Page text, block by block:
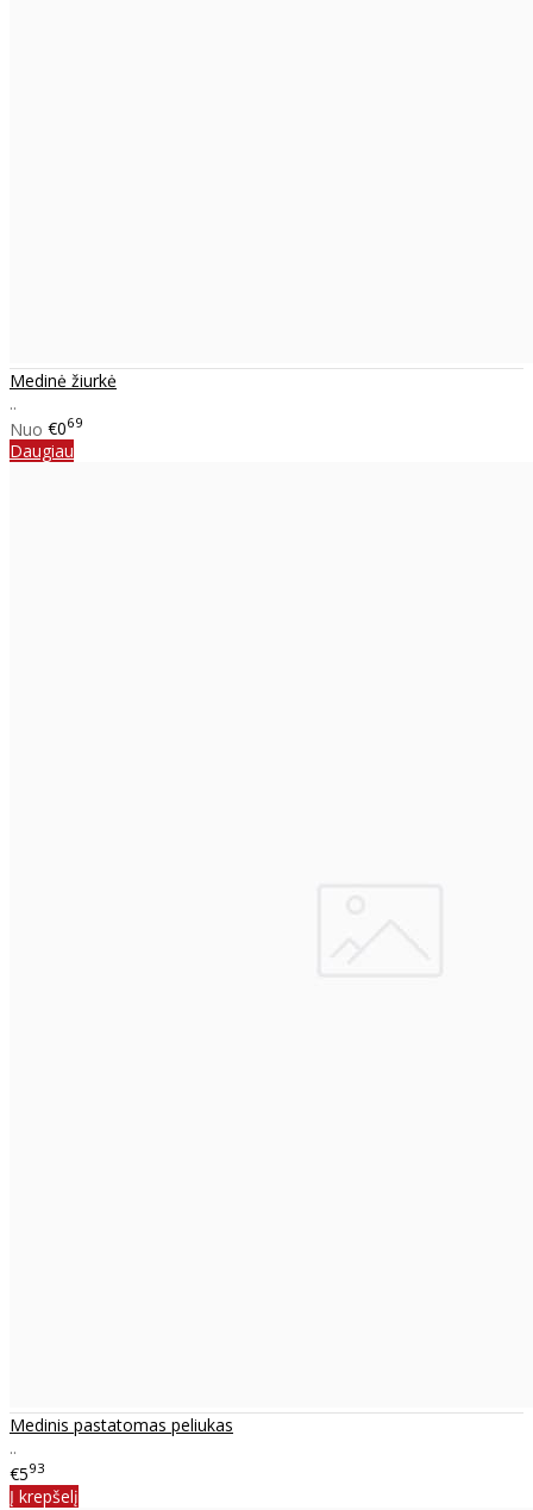
Medinė žiurkė
..
Nuo €069
Daugiau
Medinis pastatomas peliukas
..
€593
Į krepšelį